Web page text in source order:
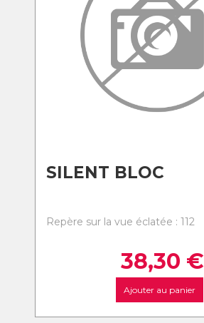
SILENT BLOC
Repère sur la vue éclatée : 112
38,30 €
Ajouter au panier